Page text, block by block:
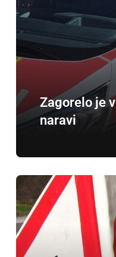
Zagorelo je v
naravi